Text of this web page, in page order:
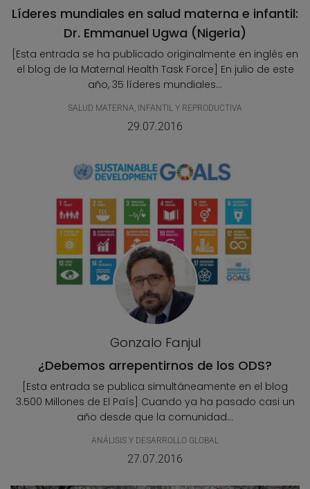
Líderes mundiales en salud materna e infantil:
Dr. Emmanuel Ugwa (Nigeria)
[Esta entrada se ha publicado originalmente en inglés en
el blog de la Maternal Health Task Force] En julio de este
año, 35 líderes mundiales...
SALUD MATERNA, INFANTIL Y REPRODUCTIVA
29.07.2016
Gonzalo Fanjul
¿Debemos arrepentirnos de los ODS?
[Esta entrada se publica simultáneamente en el blog
3.500 Millones de El País] Cuando ya ha pasado casi un
año desde que la comunidad...
ANÁLISIS Y DESARROLLO GLOBAL
27.07.2016